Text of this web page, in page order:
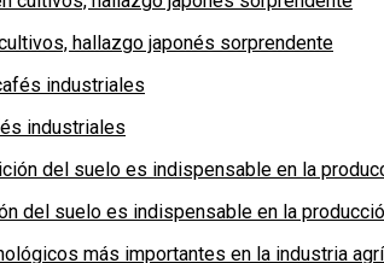
hallazgo japonés sorprendente
industriales
del suelo es indispensable en la